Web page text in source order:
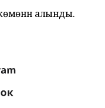
алынды.